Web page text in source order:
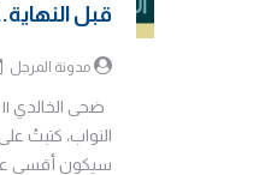
قبل
مدونة المرجل
ضحى الخالدي
النواب، كتبتُ
سيكون أقسى